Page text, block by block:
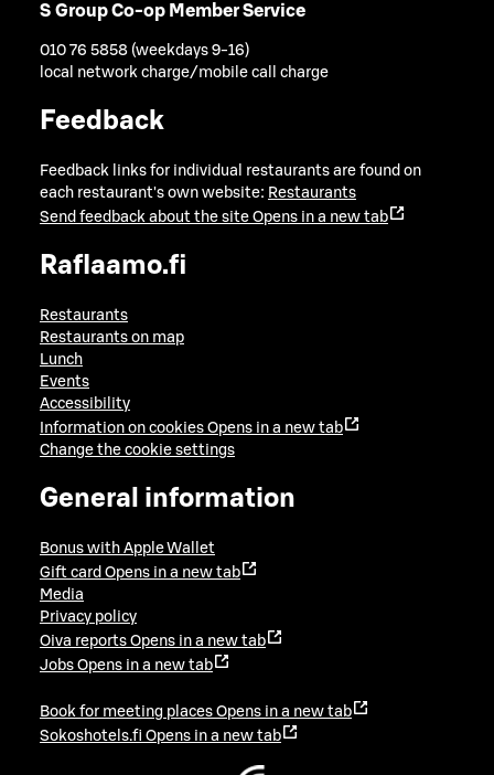
S Group Co-op Member Service
010 76 5858 (weekdays 9-16)
local network charge/mobile call charge
Feedback
Feedback links for individual restaurants are found on
each restaurant's own website: Restaurants
Send feedback about the site Opens in a new tab
Raflaamo.fi
Restaurants
Restaurants on map
Lunch
Events
Accessibility
Information on cookies Opens in a new tab
Change the cookie settings
General information
Bonus with Apple Wallet
Gift card Opens in a new tab
Media
Privacy policy
Oiva reports Opens in a new tab
Jobs Opens in a new tab
Book for meeting places Opens in a new tab
Sokoshotels.fi Opens in a new tab